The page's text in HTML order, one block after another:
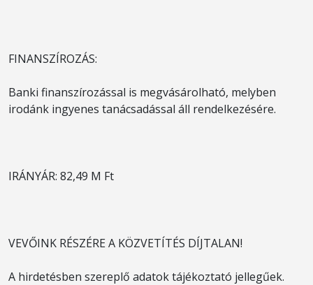
FINANSZÍROZÁS:
Banki finanszírozással is megvásárolható, melyben
irodánk ingyenes tanácsadással áll rendelkezésére.
IRÁNYÁR: 82,49 M Ft
VEVŐINK RÉSZÉRE A KÖZVETÍTÉS DÍJTALAN!
A hirdetésben szereplő adatok tájékoztató jellegűek.